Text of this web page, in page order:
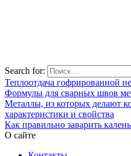
Search for:
Теплоотдача гофрированной
Формулы для сварных швов
Металлы, из которых делают
характеристики и свойства
Как правильно заварить
О сайте